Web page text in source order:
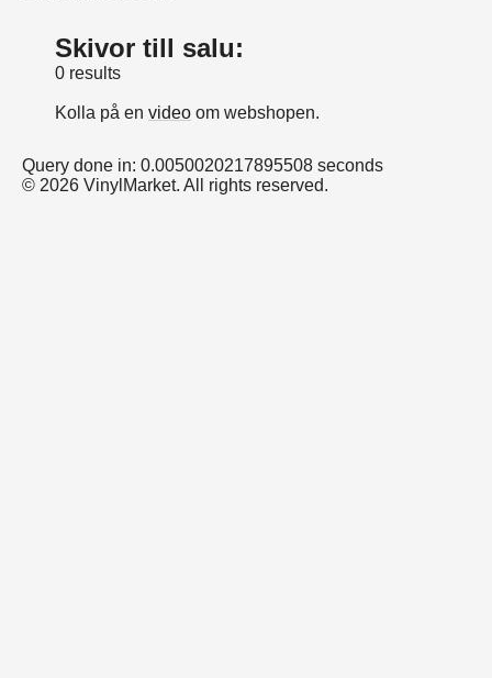
Skivor till salu:
0 results
Kolla på en video om webshopen.
Query done in: 0.0050020217895508 seconds
© 2026 VinylMarket. All rights reserved.